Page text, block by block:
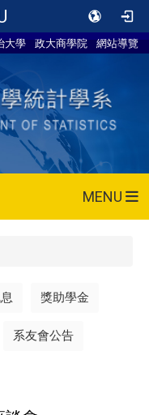
大學 政大商學院 網站導覽
MENU
獎助學金
系友會公告